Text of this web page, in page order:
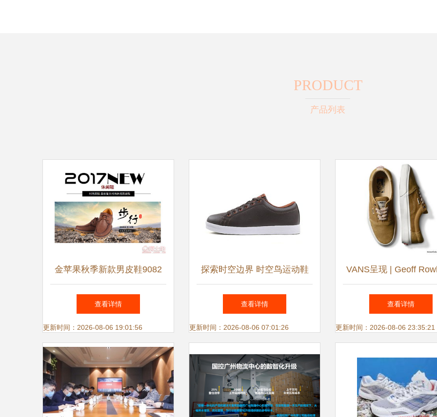
PRODUCT
产品列表
金苹果秋季新款男皮鞋9082
英伦复古商务休闲，软底正装
尽显绅士风范
查看详情
更新时间：2026-08-06 19:01:56
探索时空边界 时空鸟运动鞋
最新产品全面解析
查看详情
更新时间：2026-08-06 07:01:26
VANS呈现 | Geoff
新个人鞋服系列 滑板
逆灵魂再塑经典
查看详情
更新时间：2026-08-06 23:35:21